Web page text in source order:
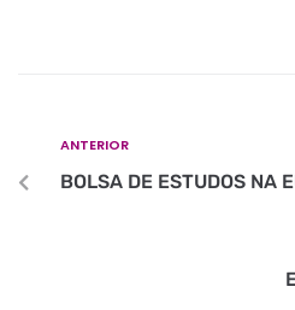
ANTERIOR
BOLSA DE ESTUDOS NA